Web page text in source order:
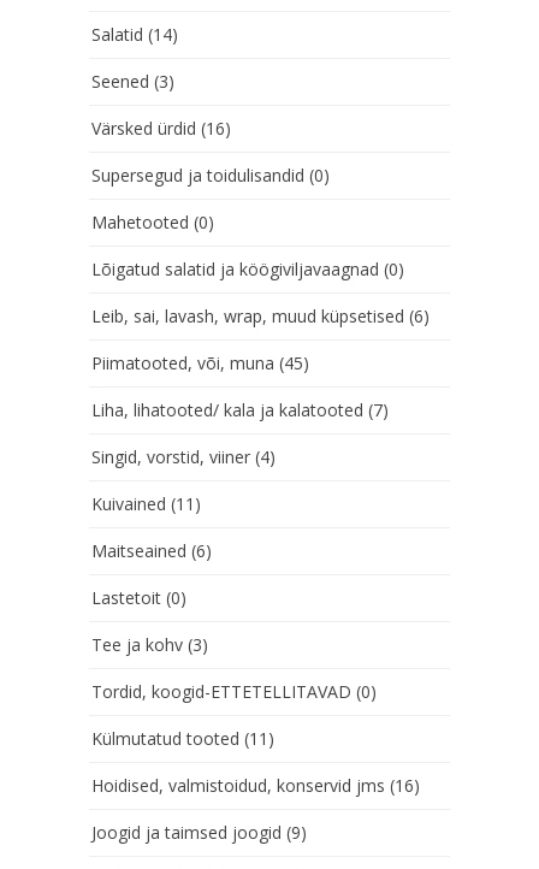
Salatid (14)
Seened (3)
Värsked ürdid (16)
Supersegud ja toidulisandid (0)
Mahetooted (0)
Lõigatud salatid ja köögiviljavaagnad (0)
Leib, sai, lavash, wrap, muud küpsetised (6)
Piimatooted, või, muna (45)
Liha, lihatooted/ kala ja kalatooted (7)
Singid, vorstid, viiner (4)
Kuivained (11)
Maitseained (6)
Lastetoit (0)
Tee ja kohv (3)
Tordid, koogid-ETTETELLITAVAD (0)
Külmutatud tooted (11)
Hoidised, valmistoidud, konservid jms (16)
Joogid ja taimsed joogid (9)